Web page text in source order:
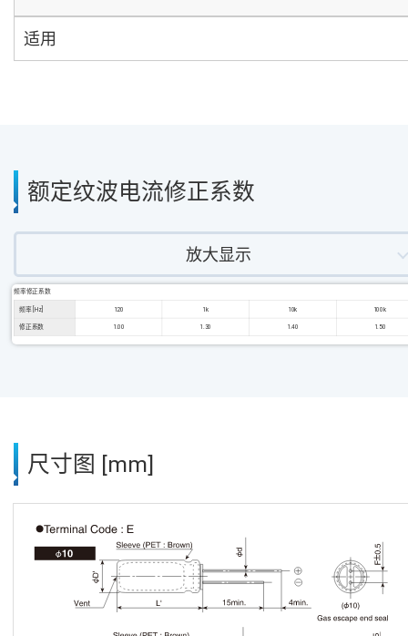
适用
额定纹波电流修正系数
放大显示
频率修正系数
频率 [Hz] 120 1k 10k 100k
修正系数 1.00 1.30 1.40 1.50
尺寸图 [mm]